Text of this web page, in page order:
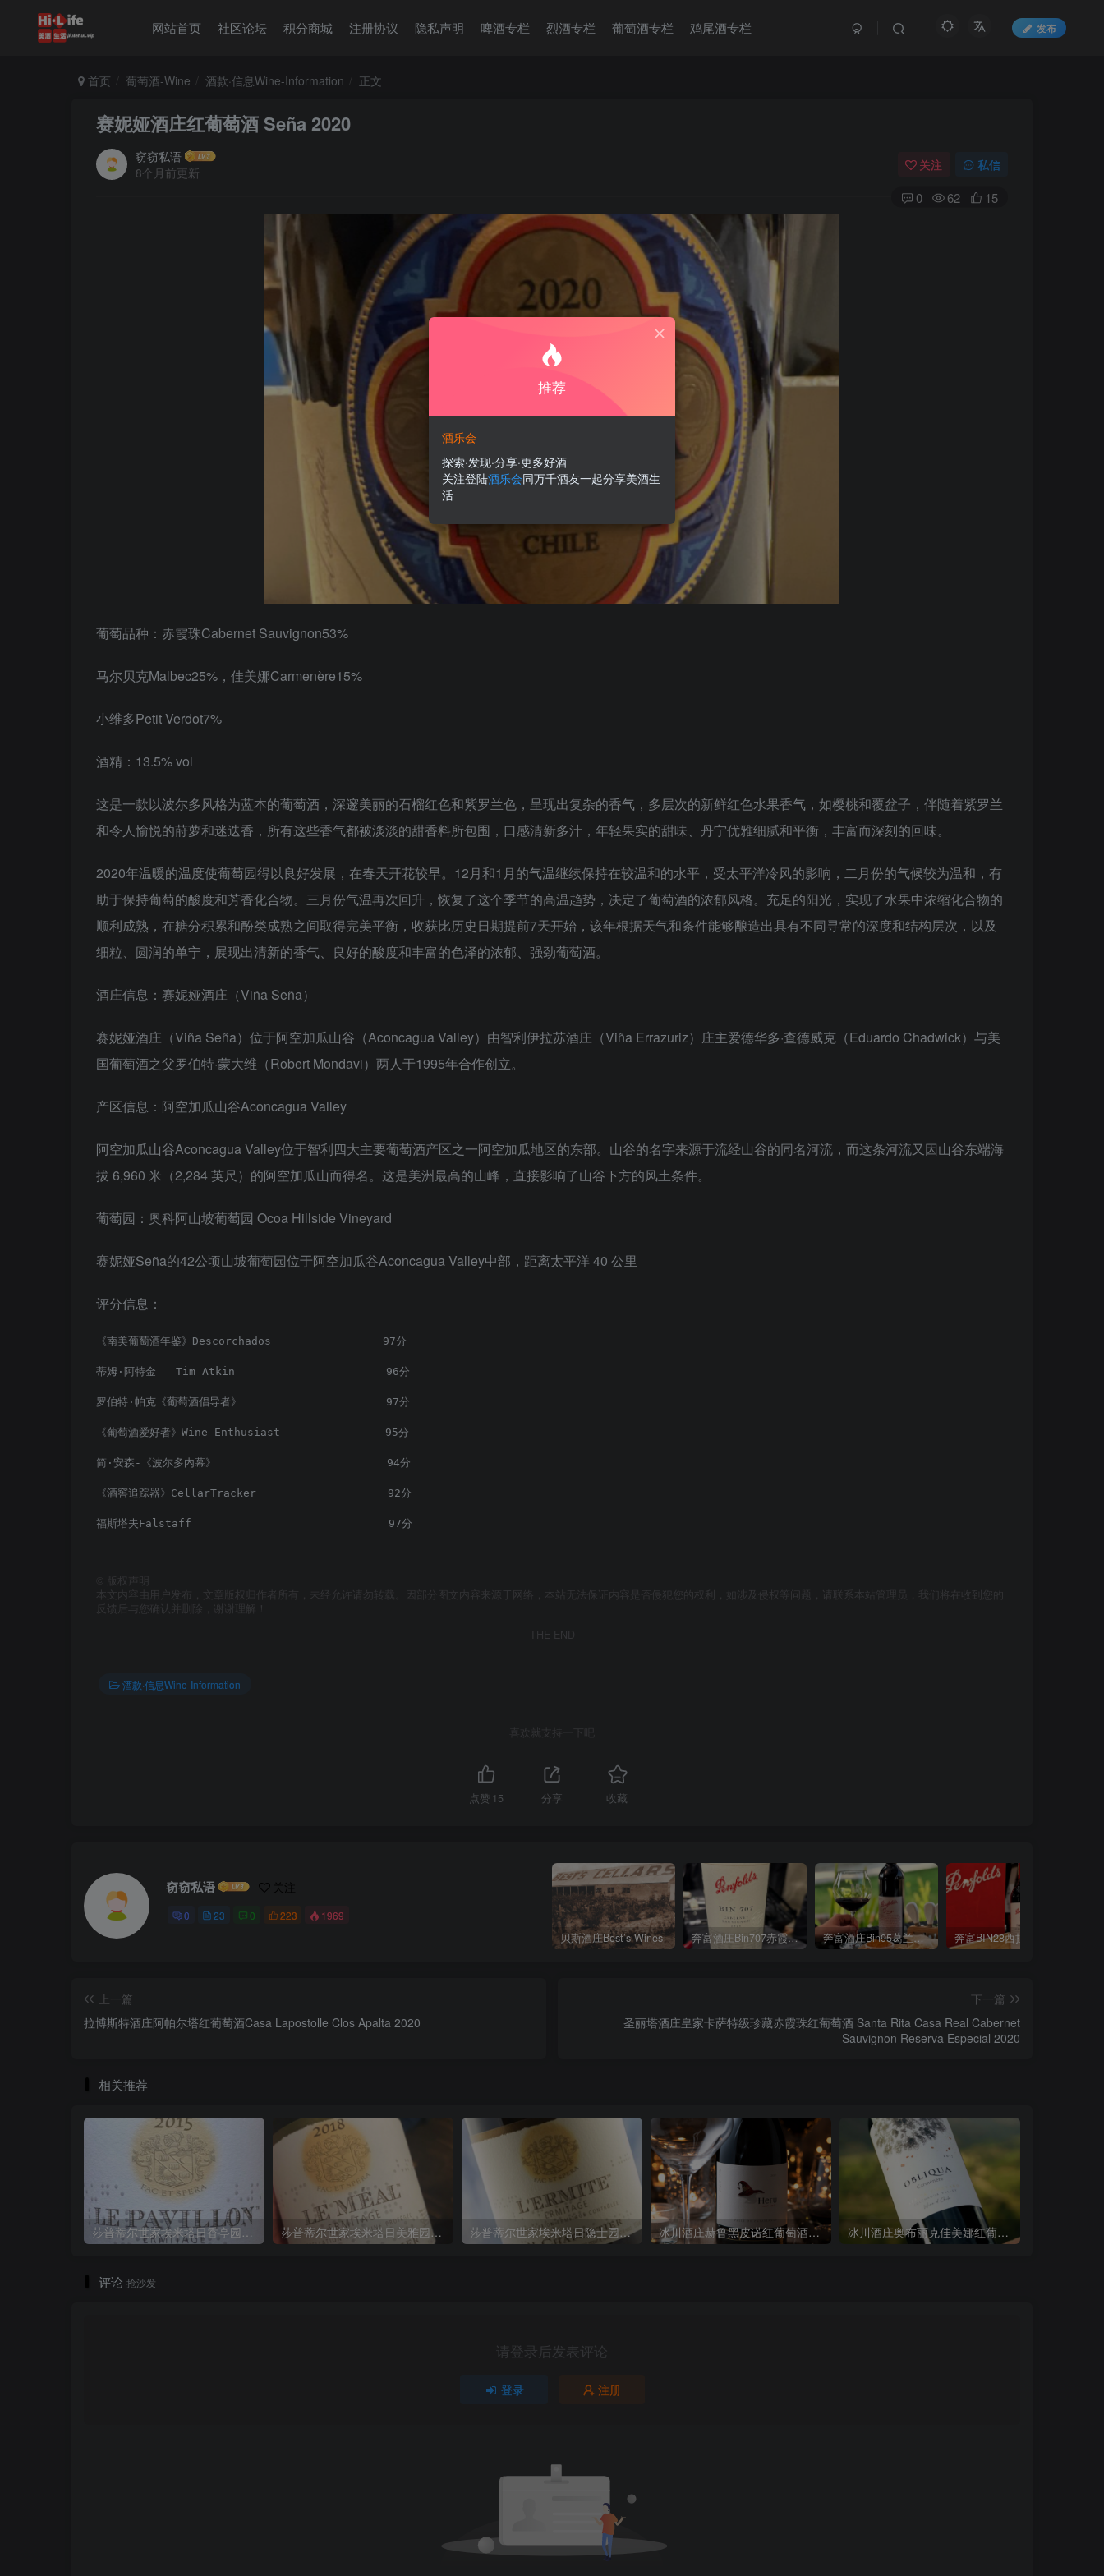
网站首页 社区论坛 积分商城 注册协议 隐私声明 啤酒专栏 烈酒专栏 葡萄酒专栏 鸡尾酒专栏 发布
首页 葡萄酒-Wine 酒款·信息Wine-Information 正文
赛妮娅酒庄红葡萄酒 Seña 2020
窃窃私语
8个月前更新
关注 私信
0 62 15
葡萄品种：赤霞珠Cabernet Sauvignon53%
马尔贝克Malbec25%，佳美娜Carmenère15%
小维多Petit Verdot7%
酒精：13.5% vol
这是一款以波尔多风格为蓝本的葡萄酒，深邃美丽的石榴红色和紫罗兰色，呈现出复杂的香气，多层次的新鲜红色水果香气，如樱桃和覆盆子，伴随着紫罗兰
和令人愉悦的莳萝和迷迭香，所有这些香气都被淡淡的甜香料所包围，口感清新多汁，年轻果实的甜味、丹宁优雅细腻和平衡，丰富而深刻的回味。
2020年温暖的温度使葡萄园得以良好发展，在春天开花较早。12月和1月的气温继续保持在较温和的水平，受太平洋冷风的影响，二月份的气候较为温和，有
助于保持葡萄的酸度和芳香化合物。三月份气温再次回升，恢复了这个季节的高温趋势，决定了葡萄酒的浓郁风格。充足的阳光，实现了水果中浓缩化合物的
顺利成熟，在糖分积累和酚类成熟之间取得完美平衡，收获比历史日期提前7天开始，该年根据天气和条件能够酿造出具有不同寻常的深度和结构层次，以及
细粒、圆润的单宁，展现出清新的香气、良好的酸度和丰富的色泽的浓郁、强劲葡萄酒。
酒庄信息：赛妮娅酒庄（Viña Seña）
赛妮娅酒庄（Viña Seña）位于阿空加瓜山谷（Aconcagua Valley）由智利伊拉苏酒庄（Viña Errazuriz）庄主爱德华多·查德威克（Eduardo Chadwick）与美
国葡萄酒之父罗伯特·蒙大维（Robert Mondavi）两人于1995年合作创立。
产区信息：阿空加瓜山谷Aconcagua Valley
阿空加瓜山谷Aconcagua Valley位于智利四大主要葡萄酒产区之一阿空加瓜地区的东部。山谷的名字来源于流经山谷的同名河流，而这条河流又因山谷东端海
拔 6,960 米（2,284 英尺）的阿空加瓜山而得名。这是美洲最高的山峰，直接影响了山谷下方的风土条件。
葡萄园：奥科阿山坡葡萄园 Ocoa Hillside Vineyard
赛妮娅Seña的42公顷山坡葡萄园位于阿空加瓜谷Aconcagua Valley中部，距离太平洋 40 公里
评分信息：
《南美葡萄酒年鉴》Descorchados                 97分
蒂姆·阿特金   Tim Atkin                       96分
罗伯特·帕克《葡萄酒倡导者》                      97分
《葡萄酒爱好者》Wine Enthusiast                95分
简·安森-《波尔多内幕》                          94分
《酒窖追踪器》CellarTracker                    92分
福斯塔夫Falstaff                              97分
版权声明
本文内容由用户发布，文章版权归作者所有，未经允许请勿转载。因部分图文内容来源于网络，本站无法保证内容是否侵犯您的权利，如涉及侵权等问题，请联系本站管理员，我们将在收到您的
反馈后与您确认并删除，谢谢理解！
THE END
酒款·信息Wine-Information
喜欢就支持一下吧
点赞 15 分享 收藏
窃窃私语 关注
0 23 0 223 1969
贝斯酒庄Best’s Wines 奔富酒庄Bin707赤霞珠红葡萄酒Penfolds Bin 707 Cabernet Sauvignon 2021 奔富酒庄Bin95葛兰许红葡萄酒 Grange 2019
上一篇
拉博斯特酒庄阿帕尔塔红葡萄酒Casa Lapostolle Clos Apalta 2020
下一篇
圣丽塔酒庄皇家卡萨特级珍藏赤霞珠红葡萄酒 Santa Rita Casa Real Cabernet
Sauvignon Reserva Especial 2020
相关推荐
莎普蒂尔世家埃米塔日香亭园红葡萄酒M. Chapoutier Hermitage Le Pavillon2015 莎普蒂尔世家埃米塔日美雅园红葡萄酒 M. Chapoutier Hermitage Le Meal2018 莎普蒂尔世家埃米塔日隐士园红葡萄酒 M. Chapoutier Hermitage L’Ermite 2014 冰川酒庄赫鲁黑皮诺红葡萄酒Ventisquero Heru Pinot Noir 2018 冰川酒庄奥布丽克佳美娜红葡萄酒Ventisquero Obliqua Carmenere 2017
评论 抢沙发
请登录后发表评论
登录 注册
推荐
酒乐会
探索·发现·分享·更多好酒
关注登陆酒乐会同万千酒友一起分享美酒生
活